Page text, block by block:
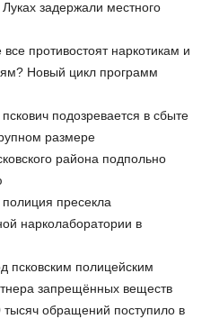
задержали местного
противостоят наркотикам и
Новый цикл программ
подозревается в сбыте
размере
района подпольно
пресекла
нарколаборатории в
псковским полицейским
запрещённых веществ
обращений поступило в